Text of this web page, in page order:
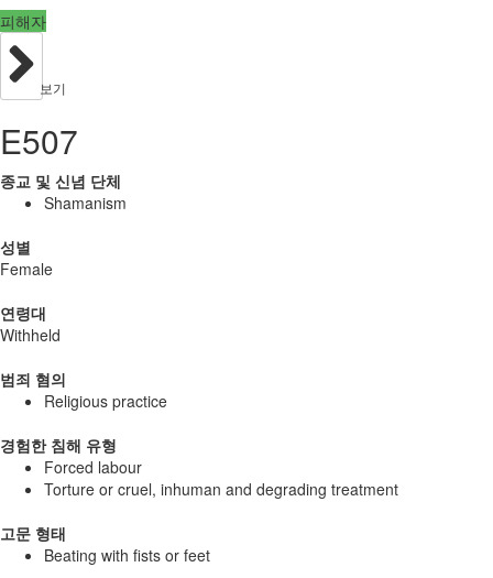
피해자
보기
E507
종교 및 신념 단체
Shamanism
성별
Female
연령대
Withheld
범죄 혐의
Religious practice
경험한 침해 유형
Forced labour
Torture or cruel, inhuman and degrading treatment
고문 형태
Beating with fists or feet